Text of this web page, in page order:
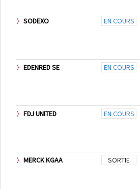
SODEXO EN COURS
EDENRED SE EN COURS
FDJ UNITED EN COURS
MERCK KGAA SORTIE